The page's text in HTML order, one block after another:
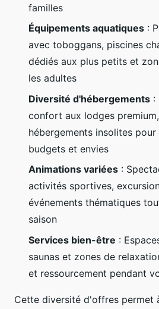
familles
Équipements aquatiques :
avec toboggans, piscines
dédiés aux plus petits et
les adultes
Diversité d'hébergements :
confort aux lodges
hébergements insolites
budgets et envies
Animations variées :
activités sportives,
événements thématiques
saison
Services bien-être :
saunas et zones de
et ressourcement pendant
Cette diversité d'offres permet